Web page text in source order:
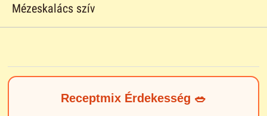
Mézeskalács szív
Receptmix Érdekesség 🥗